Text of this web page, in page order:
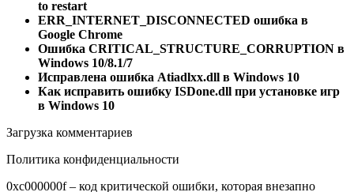
to restart
ERR_INTERNET_DISCONNECTED ошибка в
Google Chrome
Ошибка CRITICAL_STRUCTURE_CORRUPTION в
Windows 10/8.1/7
Исправлена ошибка Atiadlxx.dll в Windows 10
Как исправить ошибку ISDone.dll при установке игр
в Windows 10
Загрузка комментариев
Политика конфиденциальности
0xc000000f – код критической ошибки, которая внезапно